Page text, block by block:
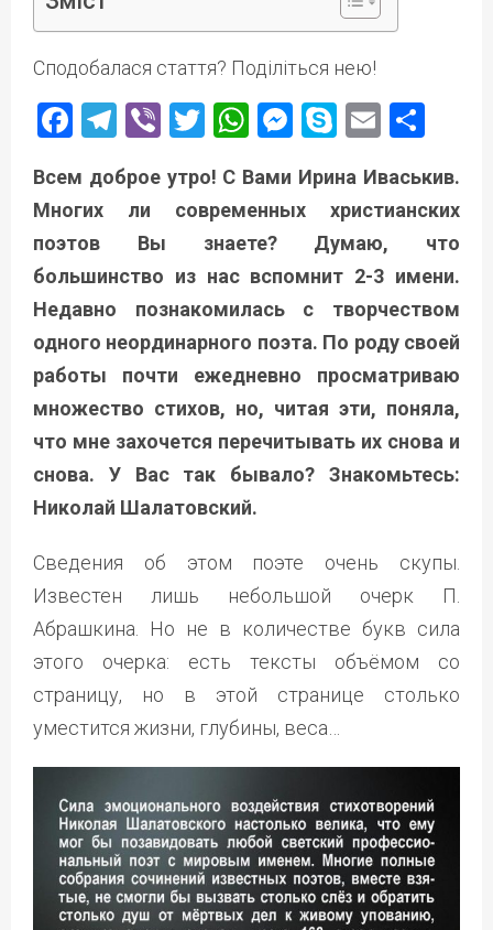
Сподобалася стаття? Поділіться нею!
Facebook
Telegram
ViberTwitter
WhatsApp
Messenger
Skype
Email
Всем доброе утро! С Вами Ирина Иваськив.
Многих ли современных христианских
поэтов Вы знаете? Думаю, что
большинство из нас вспомнит 2-3 имени.
Недавно познакомилась с творчеством
одного неординарного поэта. По роду своей
работы почти ежедневно просматриваю
множество стихов, но, читая эти, поняла,
что мне захочется перечитывать их снова и
снова. У Вас так бывало? Знакомьтесь:
Николай Шалатовский.
Сведения об этом поэте очень скупы.
Известен лишь небольшой очерк П.
Абрашкина. Но не в количестве букв сила
этого очерка: есть тексты объёмом со
страницу, но в этой странице столько
уместится жизни, глубины, веса…